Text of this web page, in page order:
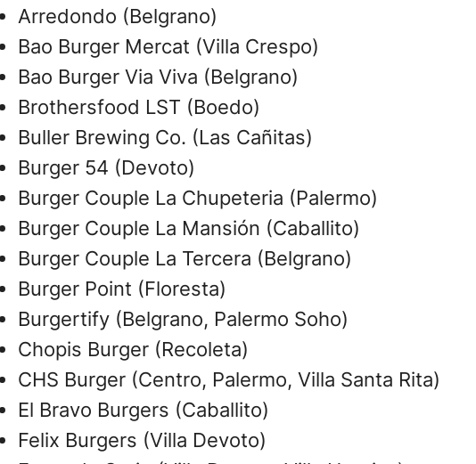
Arredondo (Belgrano)
Bao Burger Mercat (Villa Crespo)
Bao Burger Via Viva (Belgrano)
Brothersfood LST (Boedo)
Buller Brewing Co. (Las Cañitas)
Burger 54 (Devoto)
Burger Couple La Chupeteria (Palermo)
Burger Couple La Mansión (Caballito)
Burger Couple La Tercera (Belgrano)
Burger Point (Floresta)
Burgertify (Belgrano, Palermo Soho)
Chopis Burger (Recoleta)
CHS Burger (Centro, Palermo, Villa Santa Rita)
El Bravo Burgers (Caballito)
Felix Burgers (Villa Devoto)